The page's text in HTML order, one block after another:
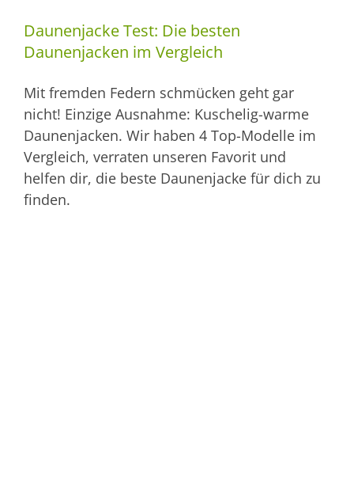
Daunenjacke Test: Die besten
Daunenjacken im Vergleich
Mit fremden Federn schmücken geht gar
nicht! Einzige Ausnahme: Kuschelig-warme
Daunenjacken. Wir haben 4 Top-Modelle im
Vergleich, verraten unseren Favorit und
helfen dir, die beste Daunenjacke für dich zu
finden.